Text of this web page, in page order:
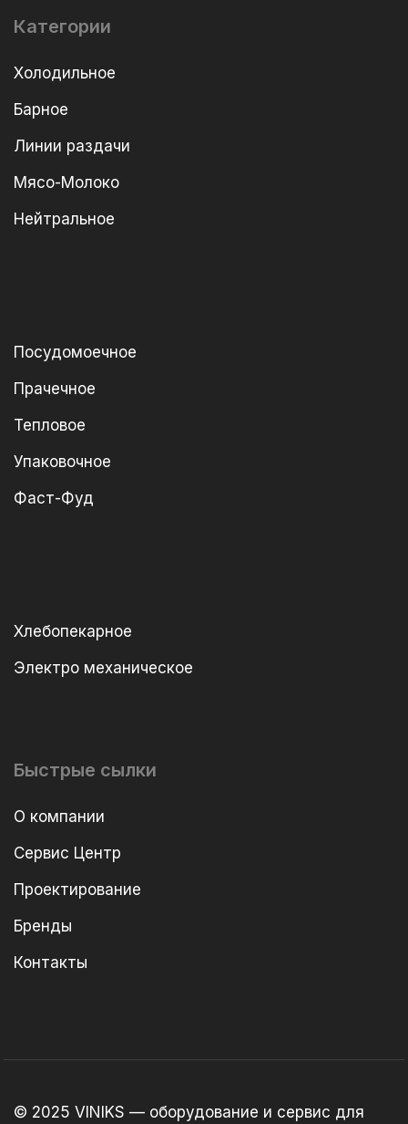
Категории
Холодильное
Барное
Линии раздачи
Мясо-Молоко
Нейтральное
Посудомоечное
Прачечное
Тепловое
Упаковочное
Фаст-Фуд
Хлебопекарное
Электро механическое
Быстрые сылки
О компании
Сервис Центр
Проектирование
Бренды
Контакты
© 2025 VINIKS — оборудование и сервис для